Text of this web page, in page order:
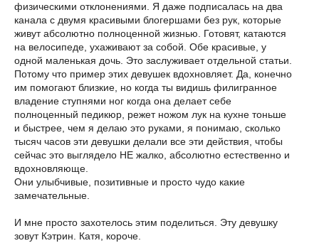
физическими отклонениями. Я даже подписалась на два
канала с двумя красивыми блогершами без рук, которые
живут абсолютно полноценной жизнью. Готовят, катаются
на велосипеде, ухаживают за собой. Обе красивые, у
одной маленькая дочь. Это заслуживает отдельной статьи.
Потому что пример этих девушек вдохновляет. Да, конечно
им помогают близкие, но когда ты видишь филигранное
владение ступнями ног когда она делает себе
полноценный педикюр, режет ножом лук на кухне тоньше
и быстрее, чем я делаю это руками, я понимаю, сколько
тысяч часов эти девушки делали все эти действия, чтобы
сейчас это выглядело НЕ жалко, абсолютно естественно и
вдохновляюще.
Они улыбчивые, позитивные и просто чудо какие
замечательные.
И мне просто захотелось этим поделиться. Эту девушку
зовут Кэтрин. Катя, короче.